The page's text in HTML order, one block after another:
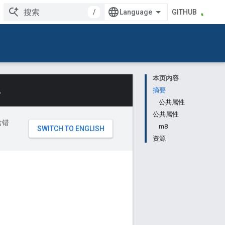
/ GITHUB
本页内容
摘要
公共属性
公共属性
m8
资源
错